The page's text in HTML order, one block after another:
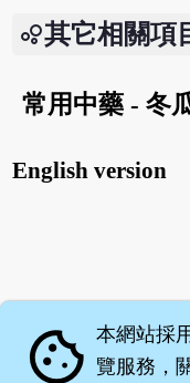
其它相關項
常用中藥 - 冬
English version
cookie 本網站採
覽服務，